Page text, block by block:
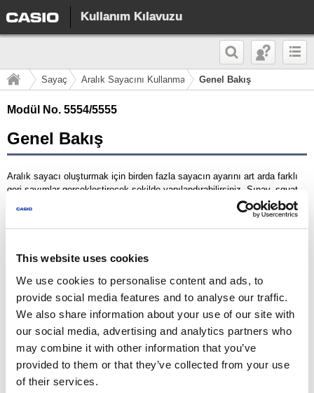
This website uses cookies
We use cookies to personalise content and ads, to
provide social media features and to analyse our traffic.
We also share information about your use of our site with
our social media, advertising and analytics partners who
may combine it with other information that you’ve
provided to them or that they’ve collected from your use
of their services.
Kullanım Kılavuzu
Sayaç Aralık Sayacını Kullanma Genel Bakış
Modül No. 5554/5555
Genel Bakış
Aralık sayacı oluşturmak için birden fazla sayacın ayarını art arda farklı
geri sayımlar gerçekleştirecek şekilde yapılandırabilirsiniz. Şınav, squat
veya fitness antrenmanının parçası olan diğer egzersizleri yapmaya ne
kadar zaman harcadığınızı kontrol etmek için aralık sayacını
kullanabilirsiniz.
ila
aralığın 10 kez yinelenmesini sağlayabilirsiniz
Sayaç Ayarları
1. Aralık: 30 saniye
2. Aralık: 20 saniye
3. Aralık: 30 saniye
4. Aralık: 25 saniye
Set Sayısı: 10